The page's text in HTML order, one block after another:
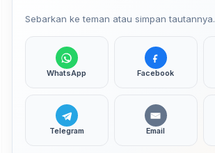
Sebarkan ke teman atau simpan tautannya.
WhatsApp Facebook
Telegram Email